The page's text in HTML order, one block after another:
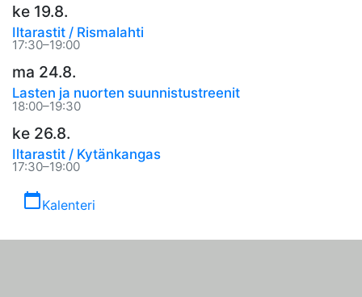
ke 19.8.
Iltarastit / Rismalahti
17:30–19:00
ma 24.8.
Lasten ja nuorten suunnistustreenit
18:00–19:30
ke 26.8.
Iltarastit / Kytänkangas
17:30–19:00
calendar_todayKalenteri